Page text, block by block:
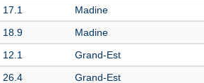
17.1 Madine
18.9 Madine
12.1 Grand-Est
26.4 Grand-Est